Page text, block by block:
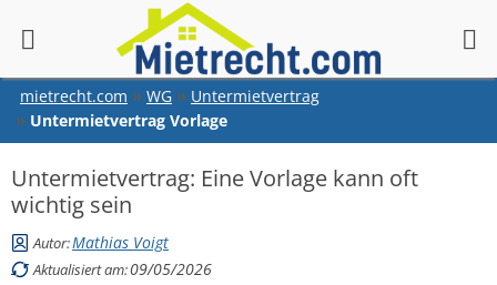
mietrecht.com WG
Untermietvertrag
Untermietvertrag Vorlage
Untermietvertrag: Eine Vorlage kann oft
wichtig sein
Autor:Mathias Voigt
Aktualisiert am:09/05/2026